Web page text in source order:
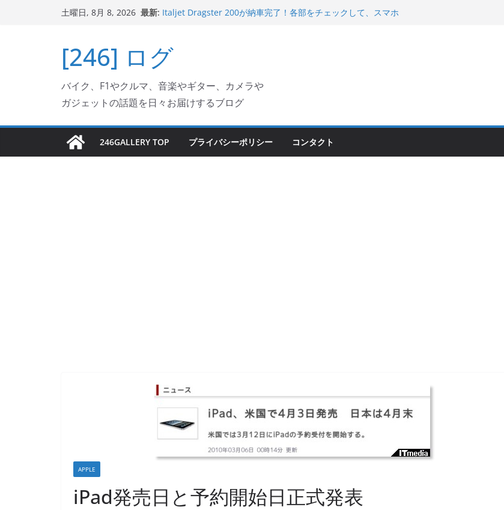
キ
プ
土曜日, 8月 8, 2026 最新: リングが楽しくなった
Jeff Beck 逝去
Ken Block 逝去
フェクターが返礼品でもらえる！
[246] ログ
バイク、F1やクルマ、音楽やギター、カメラや
ガジェットの話題を日々お届けするブログ
246GALLERY TOP プライバシーポリシー コンタクト
APPLE
iPad発売日と予約開始日正式発表